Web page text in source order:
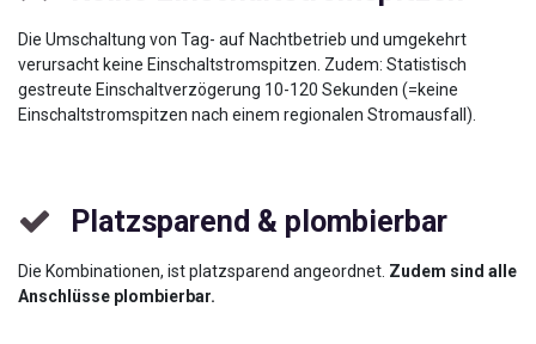
Die Umschaltung von Tag- auf Nachtbetrieb und umgekehrt
verursacht keine Einschaltstromspitzen. Zudem: Statistisch
gestreute Einschaltverzögerung 10-120 Sekunden (=keine
Einschaltstromspitzen nach einem regionalen Stromausfall).
Platzsparend & plombierbar
Die Kombinationen, ist platzsparend angeordnet. Zudem sind alle
Anschlüsse plombierbar.